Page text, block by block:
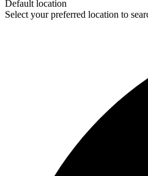
Default location
Select your preferred location to